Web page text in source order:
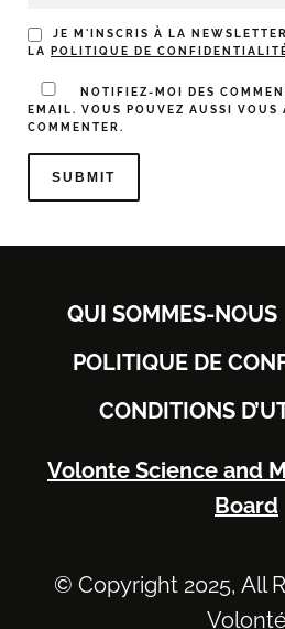
JE M'INSCRIS À LA
LA
POLITIQUE DE
NOTIFIEZ-MOI DES
EMAIL. VOUS POUVEZ AUSSI VOUS
COMMENTER.
QUI SOMMES-NOUS
POLITIQUE DE
CONDITIONS
Volonte Science and
Board
© Copyright 2025, All